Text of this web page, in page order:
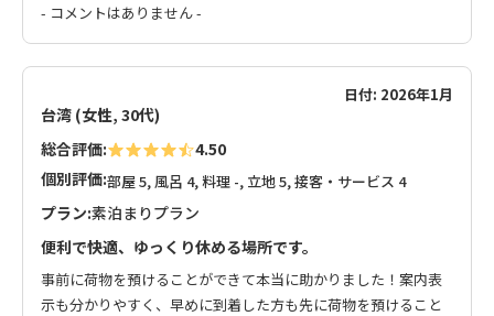
- コメントはありません -
日付: 2026年1月
台湾 (女性, 30代)
総合評価:
4.50
個別評価:部屋 5, 風呂 4, 料理 -, 立地 5, 接客・サービス 4
プラン:素泊まりプラン
便利で快適、ゆっくり休める場所です。
事前に荷物を預けることができて本当に助かりました！案内表
示も分かりやすく、早めに到着した方も先に荷物を預けること